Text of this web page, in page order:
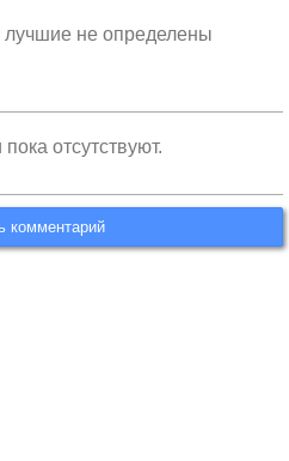
не определены
отсутствуют.
комментарий